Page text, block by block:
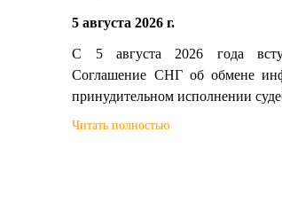
5 августа 2026 г.
С 5 августа 2026 года
Соглашение СНГ об обмене
принудительном исполнении
Читать полностью